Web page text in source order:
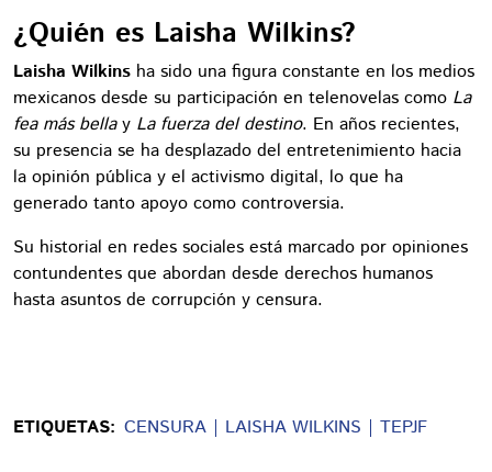
¿Quién es Laisha Wilkins?
Laisha Wilkins ha sido una figura constante en los medios
mexicanos desde su participación en telenovelas como La
fea más bellay La fuerza del destino. En años recientes,
su presencia se ha desplazado del entretenimiento hacia
la opinión pública y el activismo digital, lo que ha
generado tanto apoyo como controversia.
Su historial en redes sociales está marcado por opiniones
contundentes que abordan desde derechos humanos
hasta asuntos de corrupción y censura.
ETIQUETAS: CENSURA LAISHA WILKINS TEPJF